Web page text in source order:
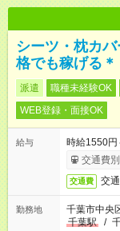
シーツ・枕カ
格でも稼げる＊
派遣 職種未経験OK
WEB登録・面接OK
給与
時給1550
交通費
交通費 交
勤務地
千葉市中央
千葉駅
/